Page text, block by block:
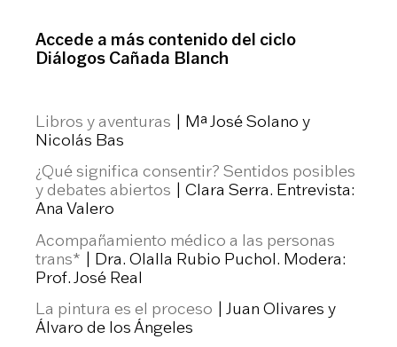
Accede a más contenido del ciclo
Diálogos Cañada Blanch
Libros y aventuras | Mª José Solano y
Nicolás Bas
¿Qué significa consentir? Sentidos posibles
y debates abiertos | Clara Serra. Entrevista:
Ana Valero
Acompañamiento médico a las personas
trans* | Dra. Olalla Rubio Puchol. Modera:
Prof. José Real
La pintura es el proceso | Juan Olivares y
Álvaro de los Ángeles